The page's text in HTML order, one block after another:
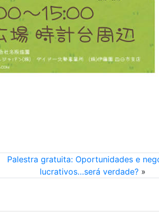
Palestra gratuita: Oportunidades e
lucrativos…será verdade?»